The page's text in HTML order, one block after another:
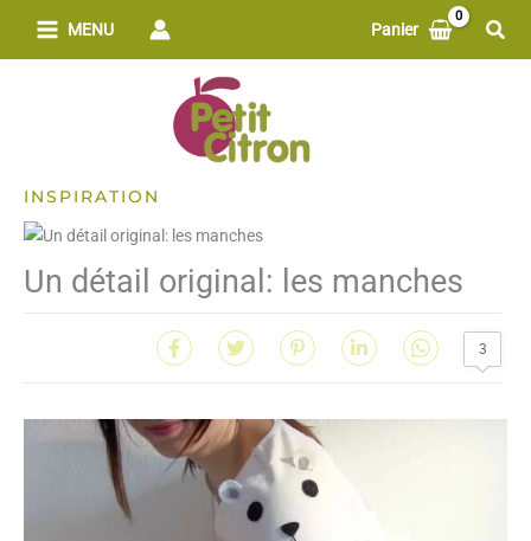
MENU Panier
INSPIRATION
Un détail original: les manches
3